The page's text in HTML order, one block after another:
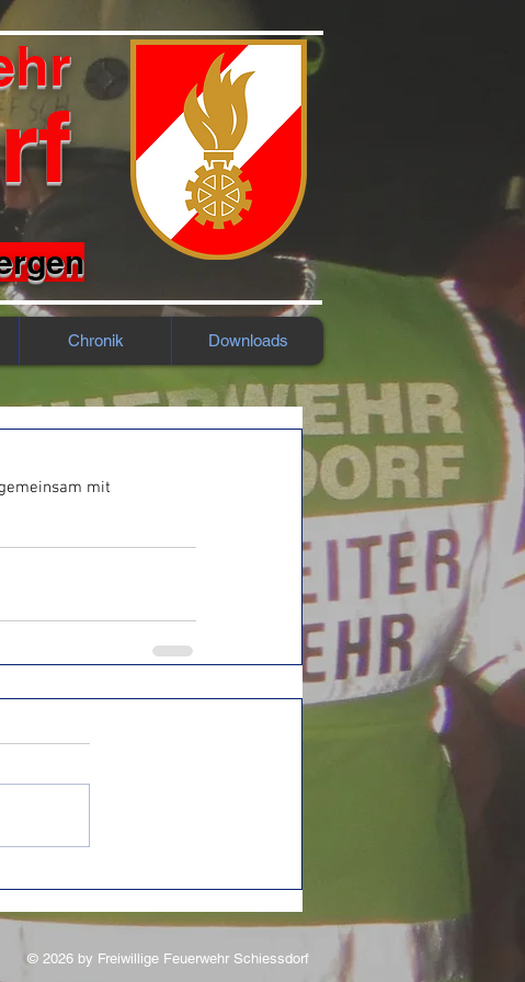
Chronik Downloads
mit
© 2026 by Freiwillige Feuerwehr Schiessdorf